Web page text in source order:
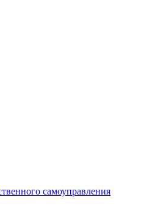
самоуправления